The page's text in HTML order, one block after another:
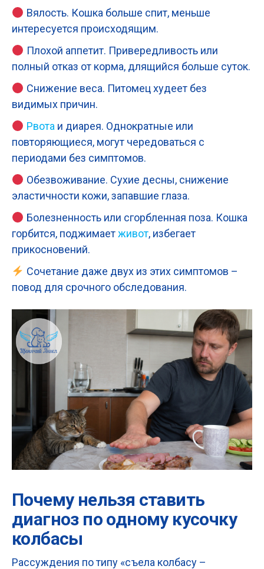
Вялость. Кошка больше спит, меньше
интересуется происходящим.
Плохой аппетит. Привередливость или
полный отказ от корма, длящийся больше суток.
Снижение веса. Питомец худеет без
видимых причин.
Рвота и диарея. Однократные или
повторяющиеся, могут чередоваться с
периодами без симптомов.
Обезвоживание. Сухие десны, снижение
эластичности кожи, запавшие глаза.
Болезненность или сгорбленная поза. Кошка
горбится, поджимаетживот, избегает
прикосновений.
Сочетание даже двух из этих симптомов –
повод для срочного обследования.
Почему нельзя ставить
диагноз по одному кусочку
колбасы
Рассуждения по типу «съела колбасу –